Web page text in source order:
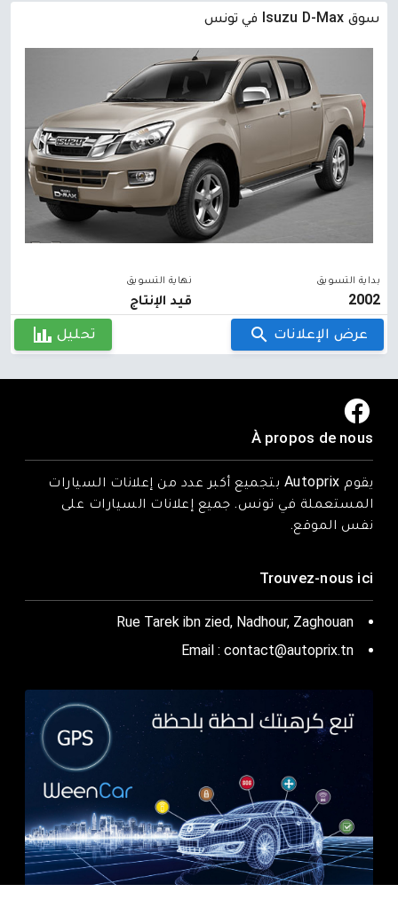
سوق Isuzu D-Max في تونس
بداية التسويق
2002
نهاية التسويق
قيد الإنتاج
عرض الإعلانات تحليل
À propos de nous
يقوم Autoprix بتجميع أكبر عدد من إعلانات السيارات
المستعملة في تونس. جميع إعلانات السيارات على
نفس الموقع.
Trouvez-nous ici
Rue Tarek ibn zied, Nadhour, Zaghouan
Email : contact@autoprix.tn